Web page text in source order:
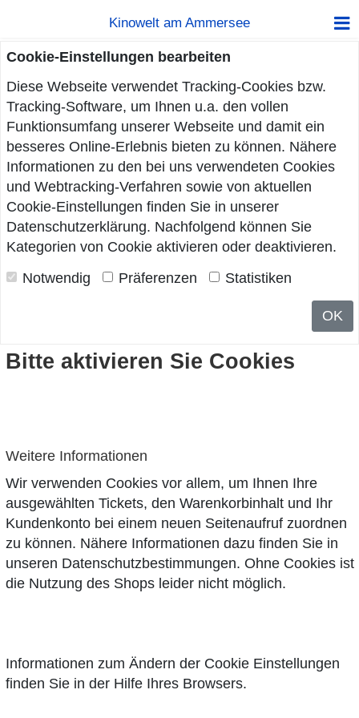
Kinowelt am Ammersee
Cookie-Einstellungen bearbeiten
Diese Webseite verwendet Tracking-Cookies bzw.
Tracking-Software, um Ihnen u.a. den vollen
Funktionsumfang unserer Webseite und damit ein
besseres Online-Erlebnis bieten zu können. Nähere
Informationen zu den bei uns verwendeten Cookies
und Webtracking-Verfahren sowie von aktuellen
Cookie-Einstellungen finden Sie in unserer
Datenschutzerklärung. Nachfolgend können Sie
Kategorien von Cookie aktivieren oder deaktivieren.
Notwendig
Präferenzen Statistiken
OK
Bitte aktivieren Sie Cookies
Weitere Informationen
Wir verwenden Cookies vor allem, um Ihnen Ihre
ausgewählten Tickets, den Warenkorbinhalt und Ihr
Kundenkonto bei einem neuen Seitenaufruf zuordnen
zu können. Nähere Informationen dazu finden Sie in
unseren Datenschutzbestimmungen. Ohne Cookies ist
die Nutzung des Shops leider nicht möglich.
Informationen zum Ändern der Cookie Einstellungen
finden Sie in der Hilfe Ihres Browsers.